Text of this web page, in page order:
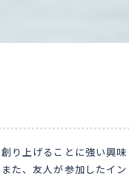
り上げることに強い興味
た、友人が参加したイン